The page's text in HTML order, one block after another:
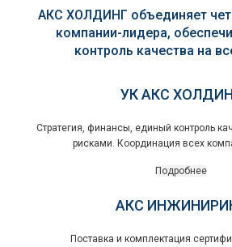
АКС ХОЛДИНГ объединяет
компании-лидера,
контроль качества на
УК АКС
Стратегия, финансы, единый контроль
рисками. Координация всех
Подробнее
АКС
Поставка и комплектация